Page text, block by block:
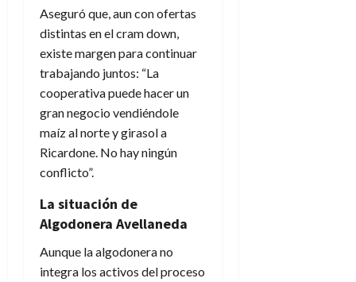
Aseguró que, aun con ofertas
distintas en el cram down,
existe margen para continuar
trabajando juntos: “La
cooperativa puede hacer un
gran negocio vendiéndole
maíz al norte y girasol a
Ricardone. No hay ningún
conflicto”.
La situación de
Algodonera Avellaneda
Aunque la algodonera no
integra los activos del proceso